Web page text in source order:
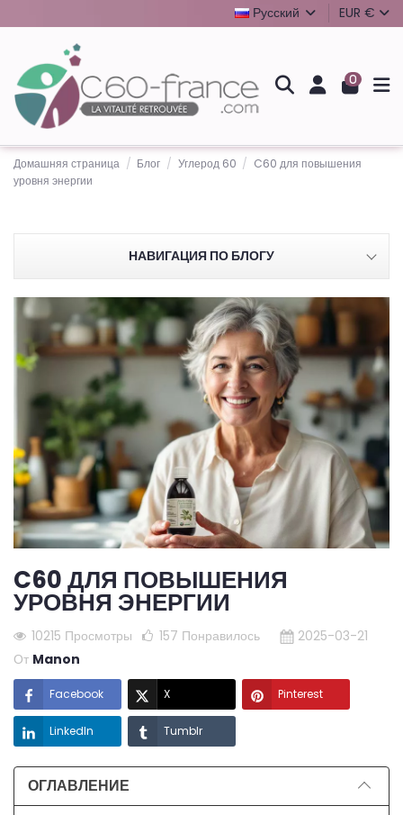
Русский EUR €
0
Домашняя страница Блог Углерод 60
C60 для повышения
уровня энергии
НАВИГАЦИЯ ПО БЛОГУ
C60 ДЛЯ ПОВЫШЕНИЯ
УРОВНЯ ЭНЕРГИИ
10215 Просмотры 157 Понравилось
2025-03-21
От Manon
Facebook X Pinterest
LinkedIn Tumblr
ОГЛАВЛЕНИЕ